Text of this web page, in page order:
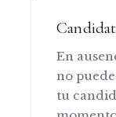
En
no
tu